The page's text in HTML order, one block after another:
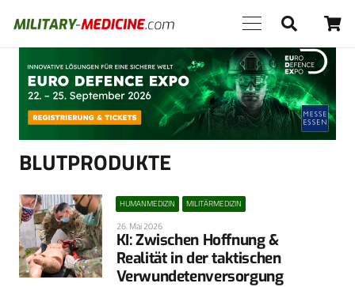
Anzeige
BLUTPRODUKTE
HUMANMEDIZIN MILITÄRMEDIZIN
26. Mai 2026
KI: Zwischen Hoffnung &
Realität in der taktischen
Verwundetenversorgung